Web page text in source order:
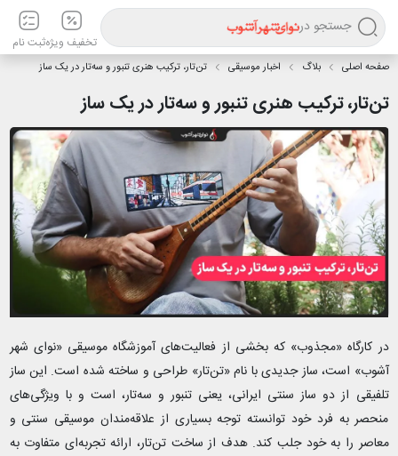
جستجو در
تخفیف ویژهثبت نام
صفحه اصلی بلاگ اخبار موسیقی تن‌تار، ترکیب هنری تنبور و سه‌تار در یک ساز
تن‌تار، ترکیب هنری تنبور و سه‌تار در یک ساز
در کارگاه «مجذوب» که بخشی از فعالیت‌های آموزشگاه موسیقی «نوای شهر
آشوب» است، ساز جدیدی با نام «تن‌تار» طراحی و ساخته شده است. این ساز
تلفیقی از دو ساز سنتی ایرانی، یعنی تنبور و سه‌تار، است و با ویژگی‌های
منحصر به فرد خود توانسته توجه بسیاری از علاقه‌مندان موسیقی سنتی و
معاصر را به خود جلب کند. هدف از ساخت تن‌تار، ارائه تجربه‌ای متفاوت به